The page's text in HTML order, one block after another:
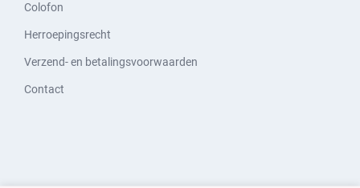
Colofon
Herroepingsrecht
Verzend- en betalingsvoorwaarden
Contact